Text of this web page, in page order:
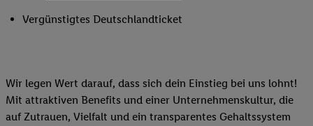
Vergünstigtes Deutschlandticket
Wir legen Wert darauf, dass sich dein Einstieg bei uns lohnt!
Mit attraktiven Benefits und einer Unternehmenskultur, die
auf Zutrauen, Vielfalt und ein transparentes Gehaltssystem